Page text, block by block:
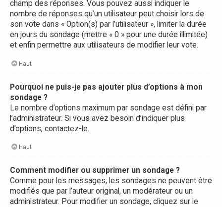
champ des réponses. Vous pouvez aussi indiquer le
nombre de réponses qu’un utilisateur peut choisir lors de
son vote dans « Option(s) par l’utilisateur », limiter la durée
en jours du sondage (mettre « 0 » pour une durée illimitée)
et enfin permettre aux utilisateurs de modifier leur vote.
Haut
Pourquoi ne puis-je pas ajouter plus d’options à mon
sondage ?
Le nombre d’options maximum par sondage est défini par
l’administrateur. Si vous avez besoin d’indiquer plus
d’options, contactez-le.
Haut
Comment modifier ou supprimer un sondage ?
Comme pour les messages, les sondages ne peuvent être
modifiés que par l’auteur original, un modérateur ou un
administrateur. Pour modifier un sondage, cliquez sur le